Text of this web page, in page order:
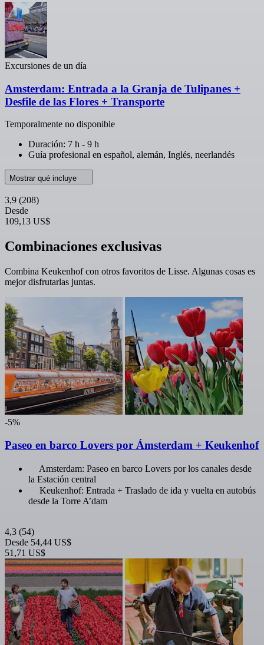
Excursiones de un día
Amsterdam: Entrada a la Granja de Tulipanes +
Desfile de las Flores + Transporte
Temporalmente no disponible
Duración: 7 h - 9 h
Guía profesional en español, alemán, Inglés, neerlandés
Mostrar qué incluye
3,9 (208)
Desde
109,13 US$
Combinaciones exclusivas
Combina Keukenhof con otros favoritos de Lisse. Algunas cosas es
mejor disfrutarlas juntas.
-5%
Paseo en barco Lovers por Ámsterdam + Keukenhof
Amsterdam: Paseo en barco Lovers por los canales desde
la Estación central
Keukenhof: Entrada + Traslado de ida y vuelta en autobús
desde la Torre A’dam
4,3 (54)
Desde 54,44 US$
51,71 US$